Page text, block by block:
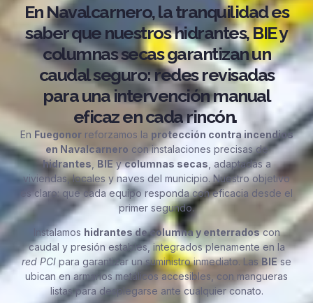
En Navalcarnero, la tranquilidad es
saber que nuestros hidrantes, BIE y
columnas secas garantizan un
caudal seguro: redes revisadas
para una intervención manual
eficaz en cada rincón.
En Fuegonorreforzamos la protección contra incendios
en Navalcarnero con instalaciones precisas de
hidrantes BIEycolumnas secas , adaptadas a
viviendas, locales y naves del municipio. Nuestro objetivo
es claro: que cada equipo responda con eficacia desde el
primer segundo.
Instalamos hidrantes de columna y enterradoscon
caudal y presión estables, integrados plenamente en la
red PCI para garantizar un suministro inmediato. Las BIEse
ubican en armarios metálicos accesibles, con mangueras
listas para desplegarse ante cualquier conato.